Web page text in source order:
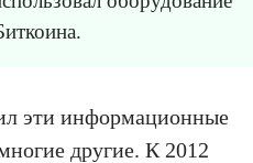
эти информационные
другие. К 2012